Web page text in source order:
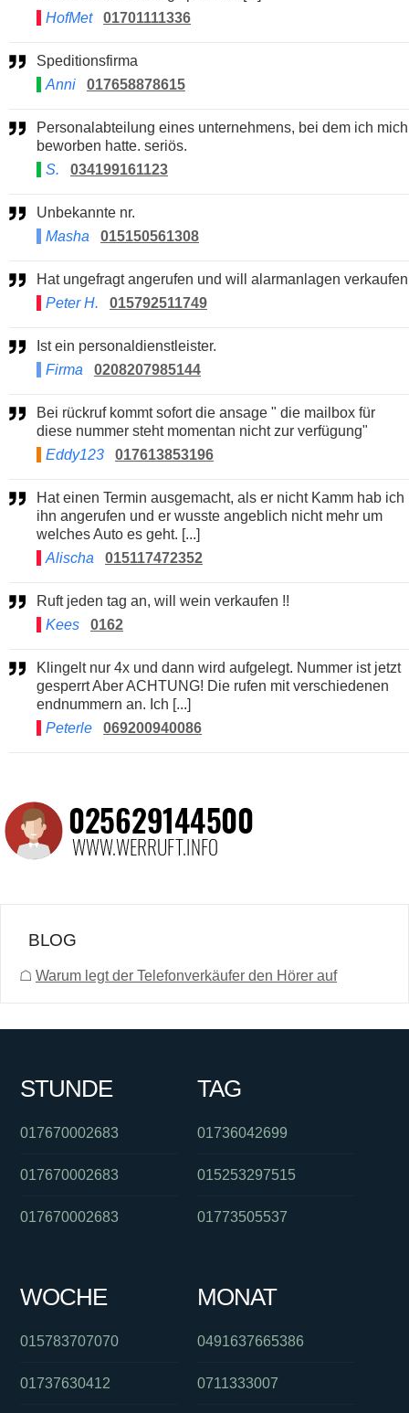
HofMet
01701111336
Speditionsfirma
Anni
017658878615
Personalabteilung eines unternehmens, bei dem ich mich
beworben hatte. seriös.
S.
034199161123
Unbekannte nr.
Masha
015150561308
Hat ungefragt angerufen und will alarmanlagen verkaufen
Peter H.
015792511749
Ist ein personaldienstleister.
Firma
0208207985144
Bei rückruf kommt sofort die ansage " die mailbox für
diese nummer steht momentan nicht zur verfügung"
Eddy123
017613853196
Hat einen Termin ausgemacht, als er nicht Kamm hab ich
ihn angerufen und er wusste angeblich nicht mehr um
welches Auto es geht. [...]
Alischa
015117472352
Ruft jeden tag an, will wein verkaufen !!
Kees
0162
Klingelt nur 4x und dann wird aufgelegt. Nummer ist jetzt
gesperrt Aber ACHTUNG! Die rufen mit verschiedenen
endnummern an. Ich [...]
Peterle
069200940086
BLOG
☖ Warum legt der Telefonverkäufer den Hörer auf
STUNDE
017670002683
017670002683
017670002683
TAG
01736042699
015253297515
01773505537
WOCHE
015783707070
01737630412
MONAT
0491637665386
0711333007